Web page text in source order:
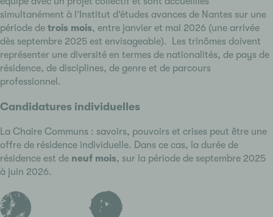
simultanément à l’Institut d’études avances de Nantes sur une
période de trois mois, entre janvier et mai 2026 (une arrivée
dès septembre 2025 est envisageable). Les trinômes doivent
représenter une diversité en termes de nationalités, de pays de
résidence, de disciplines, de genre et de parcours
professionnel.
Candidatures individuelles
La Chaire Communs : savoirs, pouvoirs et crises peut être une
offre de résidence individuelle. Dans ce cas, la durée de
résidence est de neuf mois, sur la période de septembre 2025
à juin 2026.